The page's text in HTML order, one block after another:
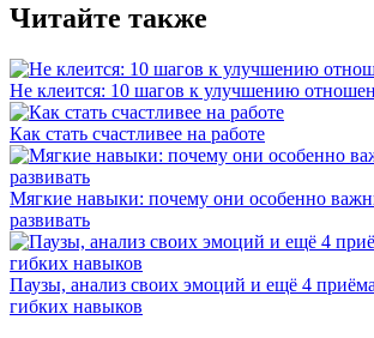
Читайте также
Не клеится: 10 шагов к улучшению
Как стать счастливее на работе
Мягкие навыки: почему они особенно
развивать
Паузы, анализ своих эмоций и ещё 4
гибких навыков